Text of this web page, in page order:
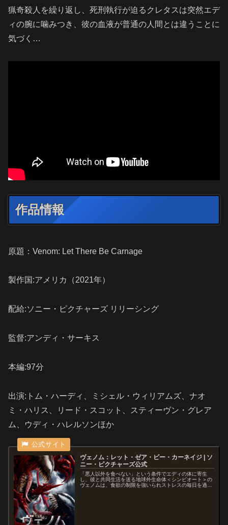
猟奇殺人を繰り返し、死刑執行が迫るクレタスは突然エデ
ィの腕に噛みつき、彼の血液が普通の人間とは違うことに
気づく…
作品情報
原題：Venom: Let There Be Carnage
製作国:アメリカ（2021年）
配給:ソニー・ピクチャーズ リリーシング
監督:アンディ・サーキス
本編:97分
出演:トム・ハーディ、ミシェル・ウィリアムズ、ナオ
ミ・ハリス、
リード・スコット、
スティーヴン・グレア
ム、ウディ・ハレルソンほか
ヴェノム：レット・ゼア・ビー・カーネイジ | ソ
ニー・ピクチャーズ公式
「悪人以外を食べない」という条件でエディの体に寄生
し、彼と共同生活を送る地球外生命体＜シンビオート＞の
ヴェノムは、食欲の制限を強いられストレスの毎日を過ご